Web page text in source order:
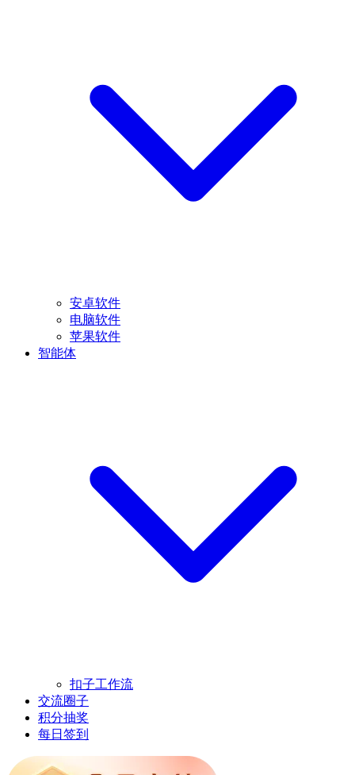
安卓软件
电脑软件
苹果软件
智能体
扣子工作流
交流圈子
积分抽奖
每日签到